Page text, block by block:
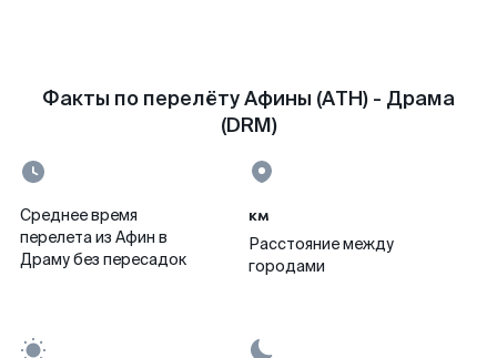
Факты по перелёту Афины (ATH) - Драма
(DRM)
Среднее время
перелета из Афин в
Драму без пересадок
км
Расстояние между
городами